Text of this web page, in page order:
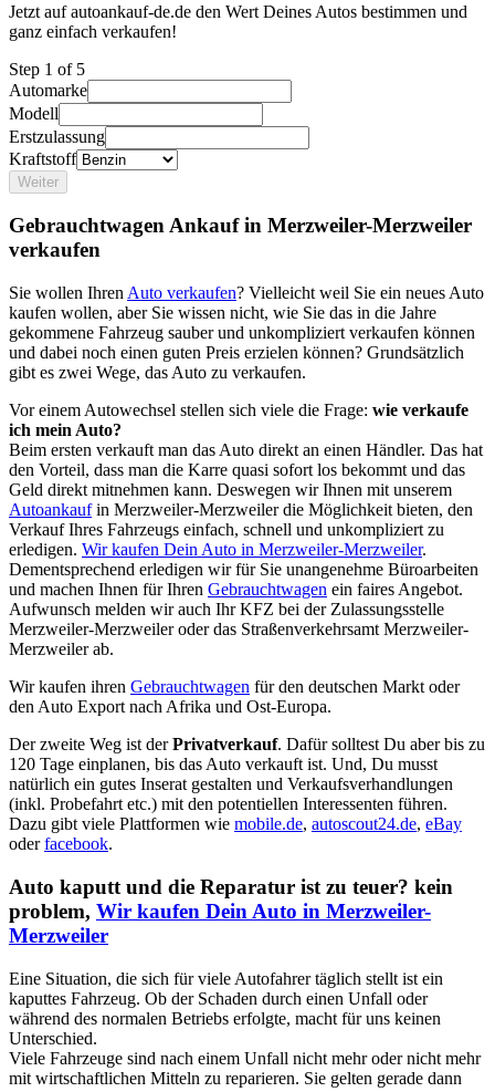
Jetzt auf autoankauf-de.de den Wert Deines Autos bestimmen und
ganz einfach verkaufen!
Step 1 of 5
Automarke
Modell
Erstzulassung
Kraftstoff
Weiter
Gebrauchtwagen Ankauf in Merzweiler-Merzweiler
verkaufen
Sie wollen Ihren Auto verkaufen? Vielleicht weil Sie ein neues Auto
kaufen wollen, aber Sie wissen nicht, wie Sie das in die Jahre
gekommene Fahrzeug sauber und unkompliziert verkaufen können
und dabei noch einen guten Preis erzielen können? Grundsätzlich
gibt es zwei Wege, das Auto zu verkaufen.
Vor einem Autowechsel stellen sich viele die Frage: wie verkaufe
ich mein Auto?
Beim ersten verkauft man das Auto direkt an einen Händler. Das hat
den Vorteil, dass man die Karre quasi sofort los bekommt und das
Geld direkt mitnehmen kann. Deswegen wir Ihnen mit unserem
Autoankaufin Merzweiler-Merzweiler die Möglichkeit bieten, den
Verkauf Ihres Fahrzeugs einfach, schnell und unkompliziert zu
erledigen. Wir kaufen Dein Auto in Merzweiler-Merzweiler.
Dementsprechend erledigen wir für Sie unangenehme Büroarbeiten
und machen Ihnen für Ihren Gebrauchtwagen ein faires Angebot.
Aufwunsch melden wir auch Ihr KFZ bei der Zulassungsstelle
Merzweiler-Merzweiler oder das Straßenverkehrsamt Merzweiler-
Merzweiler ab.
Wir kaufen ihren Gebrauchtwagen für den deutschen Markt oder
den Auto Export nach Afrika und Ost-Europa.
Der zweite Weg ist derPrivatverkauf. Dafür solltest Du aber bis zu
120 Tage einplanen, bis das Auto verkauft ist. Und, Du musst
natürlich ein gutes Inserat gestalten und Verkaufsverhandlungen
(inkl. Probefahrt etc.) mit den potentiellen Interessenten führen.
Dazu gibt viele Plattformen wie mobile.de, autoscout24.de, eBay
oderfacebook.
Auto kaputt und die Reparatur ist zu teuer? kein
problem, Wir kaufen Dein Auto in Merzweiler-
Merzweiler
Eine Situation, die sich für viele Autofahrer täglich stellt ist ein
kaputtes Fahrzeug. Ob der Schaden durch einen Unfall oder
während des normalen Betriebs erfolgte, macht für uns keinen
Unterschied.
Viele Fahrzeuge sind nach einem Unfall nicht mehr oder nicht mehr
mit wirtschaftlichen Mitteln zu reparieren. Sie gelten gerade dann